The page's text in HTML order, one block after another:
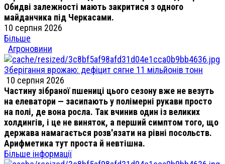
Обидві залежності мають закритися з одного
майданчика під Черкасами.
10 серпня 2026
Більше
Агроновини
Зберігання врожаю: дефіцит сягне 11 мільйонів тонн
10 серпня 2026
Частину зібраної пшениці цього сезону вже не везуть
на елеватори — засипають у полімерні рукави просто
на полі, де вона росла. Так вчинив один із великих
холдингів, і це не виняток, а перший симптом того, що
держава намагається розв'язати на рівні посольств.
Арифметика тут проста й невтішна.
Більше інформації